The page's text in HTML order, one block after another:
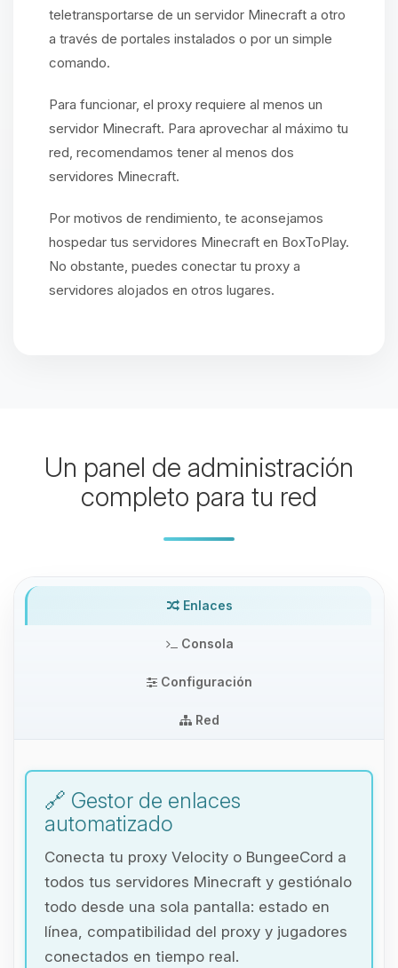
teletransportarse de un servidor Minecraft a otro
a través de portales instalados o por un simple
comando.
Para funcionar, el proxy requiere al menos un
servidor Minecraft. Para aprovechar al máximo tu
red, recomendamos tener al menos dos
servidores Minecraft.
Por motivos de rendimiento, te aconsejamos
hospedar tus servidores Minecraft en BoxToPlay.
No obstante, puedes conectar tu proxy a
servidores alojados en otros lugares.
Un panel de administración
completo para tu red
Enlaces
Consola
Configuración
Red
🔗 Gestor de enlaces
automatizado
Conecta tu proxy Velocity o BungeeCord a
todos tus servidores Minecraft y gestiónalo
todo desde una sola pantalla: estado en
línea, compatibilidad del proxy y jugadores
conectados en tiempo real.
Yupi, por fin alguien con quien